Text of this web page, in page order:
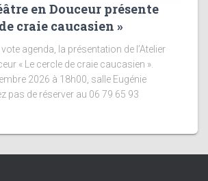
en Douceur présente
craie caucasien »
agenda, la présentation de l’Atelier
« Le cercle de craie caucasien ».
2026 à 18h00, salle Eugénie
pas de réserver au 06 79 65 93